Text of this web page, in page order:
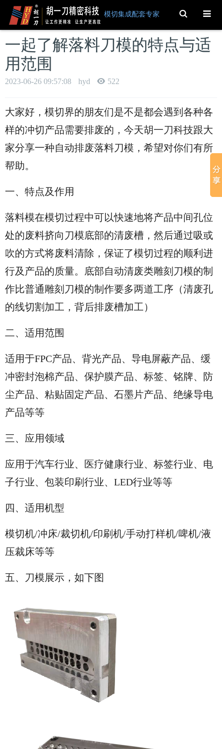
模切集成配套专家 Toggle
Search
一起了解落料刀模的特点与适
用范围
2023-06-26 09:57:08 hyd 522
大家好，模切界的朋友们是不是都会遇到各种各
样的冲切产品需要排废的， 今天胡一刀科技跟大
家分享一种自动排废落料刀模，希望对你们有所
帮助。
一、特点及作用
落料模在模切过程中可以快速地将产品中间孔位
处的废料挤向刀模底部的清废槽，然后通过吸或
吹的方式将废料清除，保证了模切过程的顺利进
行及产品的质量。底部自动清废类雕刻刀模的制
作比普通雕刻刀模的制作要多两道工序（清废孔
的线切割加工，背后排废槽加工）
二、适用范围
适用于FPC产品、背光产品、导电屏蔽产品、缓
冲密封泡棉产品、保护膜产品、标签、铭牌、防
尘产品、粘贴固定产品、石墨片产品、绝缘导电
产品等等
三、应用领域
应用于汽车行业、医疗健康行业、标签行业、电
子行业、包装印刷行业、LED行业等等
四、适用机型
模切机/冲床/裁切机/印刷机/手动打样机/啤机/液
压裁床等等
五、刀模展示， 如下图